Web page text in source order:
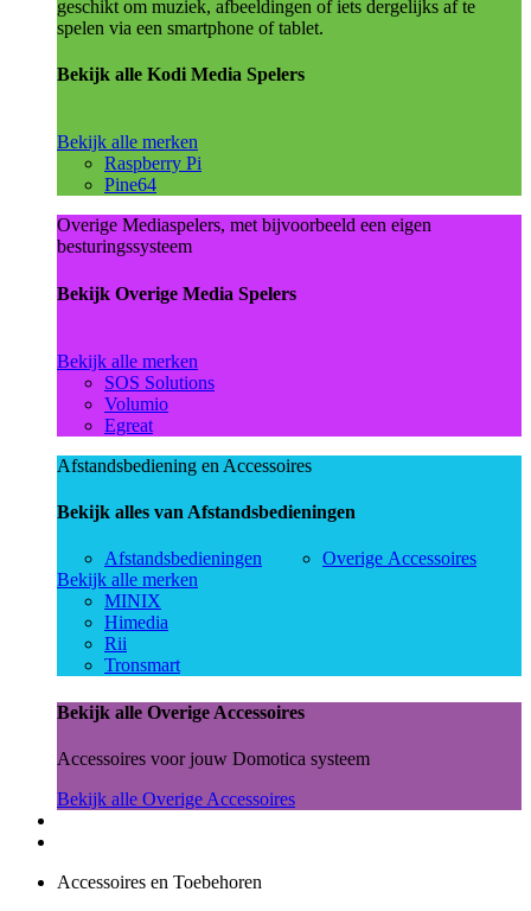
geschikt om muziek, afbeeldingen of iets dergelijks af te
spelen via een smartphone of tablet.
Bekijk alle Kodi Media Spelers
Bekijk alle merken
Raspberry Pi
Pine64
Overige Mediaspelers, met bijvoorbeeld een eigen
besturingssysteem
Bekijk Overige Media Spelers
Bekijk alle merken
SOS Solutions
Volumio
Egreat
Afstandsbediening en Accessoires
Bekijk alles van Afstandsbedieningen
Afstandsbedieningen
Overige Accessoires
Bekijk alle merken
MINIX
Himedia
Rii
Tronsmart
Bekijk alle Overige Accessoires
Accessoires voor jouw Domotica systeem
Bekijk alle Overige Accessoires
Accessoires en Toebehoren